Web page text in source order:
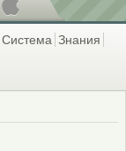
Система Знания